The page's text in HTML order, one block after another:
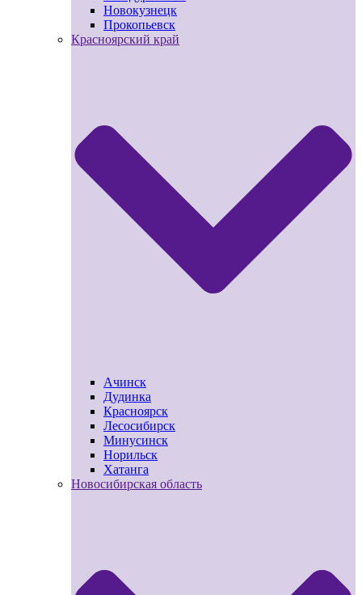
Новокузнецк
Прокопьевск
Красноярский край
Ачинск
Дудинка
Красноярск
Лесосибирск
Минусинск
Норильск
Хатанга
Новосибирская область